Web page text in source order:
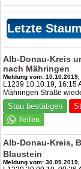
Letzte
Alb-Donau-Kreis
nach Mähringen
Meldung vom:
L1239 10.10.19, 16:15
Mähringen Straße
Stau bestätigen
Alb-Donau-Kreis,
Blaustein
Meldung vom: